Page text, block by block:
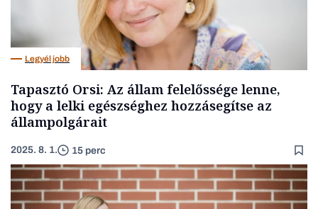
Legyél jobb
Tapasztó Orsi: Az állam felelőssége lenne,
hogy a lelki egészséghez hozzásegítse az
állampolgárait
2025. 8. 1. 15 perc